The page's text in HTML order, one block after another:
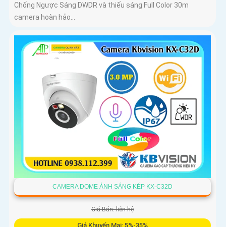
Chống Ngược Sáng DWDR và thiếu sáng Full Color 30m
camera hoàn hảo...
CAMERA DOME ÁNH SÁNG KÉP KX-C32D
Giá Bán: liên hệ
Giá Khuyến Mại: 5%-35%